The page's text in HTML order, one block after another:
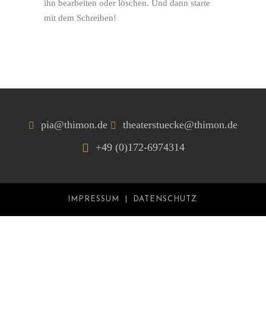
ihn bearbeiten oder löschen. Und dann starte
mit dem Schreiben!
pia@thimon.de
theaterstuecke@thimon.de
+49 (0)172-6974314
IMPRESSUM DATENSCHUTZ